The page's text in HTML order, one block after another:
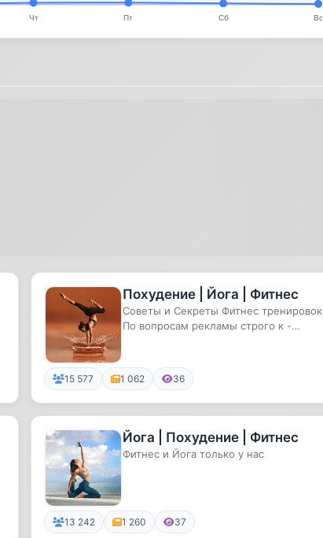
Похудение | Йога | Фитнес
Советы и Секреты Фитнес тренировок
По вопросам рекламы строго к -
15 577 1 062 36
Йога | Похудение | Фитнес
Фитнес и Йога только у нас
13 242 1 260 37